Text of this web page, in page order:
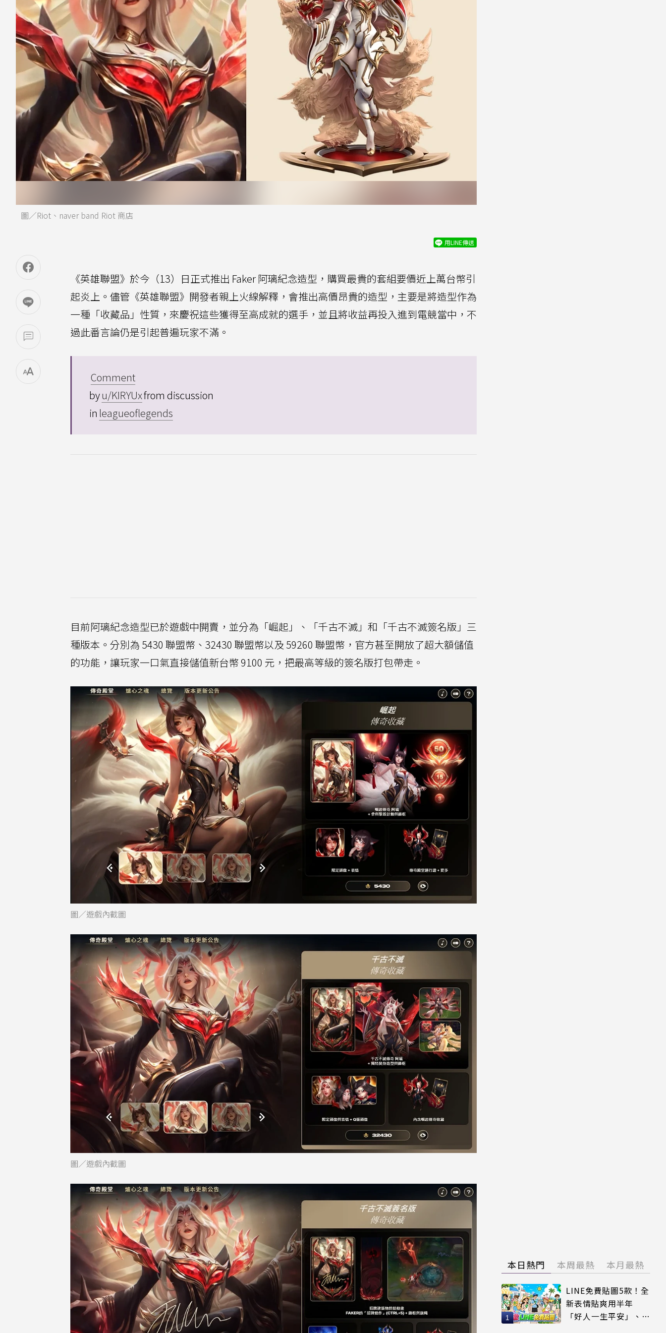
圖／Riot、naver band Riot 商店
用LINE傳送
《英雄聯盟》於今（13）日正式推出 Faker 阿璃紀念造型，購買最貴的套組要價近上萬台幣引
起炎上。儘管《英雄聯盟》開發者親上火線解釋，會推出高價昂貴的造型，主要是將造型作為
一種「收藏品」性質，來慶祝這些獲得至高成就的選手，並且將收益再投入進到電競當中，不
過此番言論仍是引起普遍玩家不滿。
Comment
byu/KIRYUxfrom discussion
in leagueoflegends
目前阿璃紀念造型已於遊戲中開賣，並分為「崛起」、「千古不滅」和「千古不滅簽名版」三
種版本。分別為 5430 聯盟幣、32430 聯盟幣以及 59260 聯盟幣，官方甚至開放了超大額儲值
的功能，讓玩家一口氣直接儲值新台幣 9100 元，把最高等級的簽名版打包帶走。
圖／遊戲內截圖
圖／遊戲內截圖
本日熱門 本周最熱 本月最熱
LINE免費貼圖5款！全
新表情貼爽用半年
「好人一生平安」、